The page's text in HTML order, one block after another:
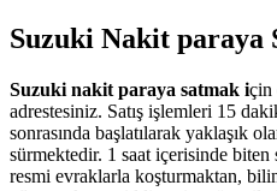
Suzuki Nakit paraya
Suzuki nakit paraya satmak için
adrestesiniz. Satış işlemleri 15
sonrasında başlatılarak yaklaşık
sürmektedir. 1 saat içerisinde biten
resmi evraklarla koşturmaktan,